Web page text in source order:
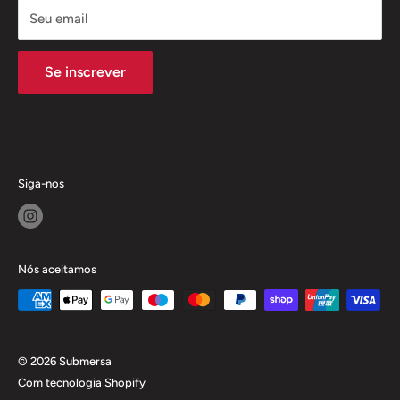
recomendados pela Submersa.
Obrigado por visitar nosso site e estamos felizes em ter
você aqui!
Seu email
Se inscrever
Siga-nos
Nós aceitamos
© 2026 Submersa
Com tecnologia Shopify